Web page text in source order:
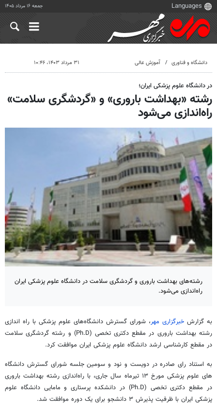
جمعه ۱۶ مرداد ۱۴۰۵
دانشگاه و فناوری آموزش عالی ۳۱ مرداد ۱۴۰۳، ۱۰:۴۶
در دانشگاه علوم پزشکی ایران؛
رشته «بهداشت باروری» و «گردشگری سلامت»
راه‌اندازی می‌شود
رشته‌های بهداشت باروری و گردشگری سلامت در دانشگاه علوم پزشکی ایران
راه‌اندازی می‌شود.
به گزارش خبرگزاری مهر، شورای گسترش دانشگاه‌های علوم پزشکی با راه اندازی
رشته بهداشت باروری در مقطع دکتری تخصی (Ph.D) و رشته گردشگری سلامت
در مقطع کارشناسی ارشد دانشگاه علوم پزشکی ایران موافقت کرد.
به استناد رای صادره در دویست و نود و سومین جلسه شورای گسترش دانشگاه
های علوم پزشکی مورخ ۱۳ تیرماه سال جاری، با راه‌اندازی رشته بهداشت باروری
در مقطع دکتری تخصی (Ph.D) در دانشکده پرستاری و مامایی دانشگاه علوم
پزشکی ایران با ظرفیت پذیرش ۳ دانشجو برای یک دوره موافقت شد.